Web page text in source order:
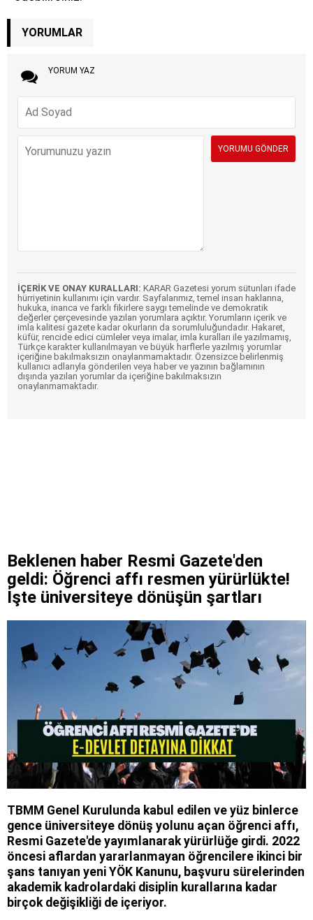
YORUMLAR
YORUM YAZ
İÇERİK VE ONAY KURALLARI: KARAR Gazetesi yorum sütunları ifade
hürriyetinin kullanımı için vardır. Sayfalarımız, temel insan haklarına,
hukuka, inanca ve farklı fikirlere saygı temelinde ve demokratik
değerler çerçevesinde yazılan yorumlara açıktır. Yorumların içerik ve
imla kalitesi gazete kadar okurların da sorumluluğundadır. Hakaret,
küfür, rencide edici cümleler veya imalar, imla kuralları ile yazılmamış,
Türkçe karakter kullanılmayan ve büyük harflerle yazılmış yorumlar
içeriğine bakılmaksızın onaylanmamaktadır. Özensizce belirlenmiş
kullanıcı adlarıyla gönderilen veya haber ve yazının bağlamının
dışında yazılan yorumlar da içeriğine bakılmaksızın
onaylanmamaktadır.
Beklenen haber Resmi Gazete'den
geldi: Öğrenci affı resmen yürürlükte!
İşte üniversiteye dönüşün şartları
TBMM Genel Kurulunda kabul edilen ve yüz binlerce
gence üniversiteye dönüş yolunu açan öğrenci affı,
Resmi Gazete'de yayımlanarak yürürlüğe girdi. 2022
öncesi aflardan yararlanmayan öğrencilere ikinci bir
şans tanıyan yeni YÖK Kanunu, başvuru sürelerinden
akademik kadrolardaki disiplin kurallarına kadar
birçok değişikliği de içeriyor.